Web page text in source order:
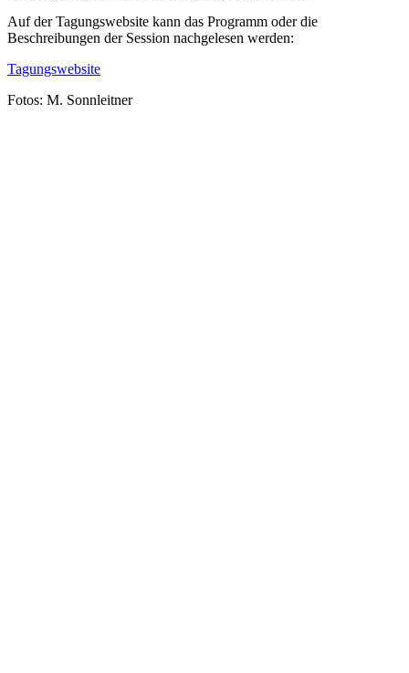
Auf der Tagungswebsite kann das Programm oder die
Beschreibungen der Session nachgelesen werden:
Tagungswebsite
Fotos: M. Sonnleitner